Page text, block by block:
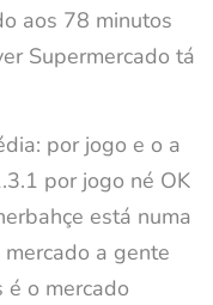
aos 78 minutos
Supermercado tá
por jogo e o a
por jogo né OK
está numa
a gente
é o mercado